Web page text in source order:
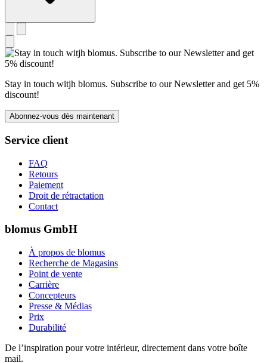
Stay in touch witjh blomus. Subscribe to our Newsletter and get 5%
discount!
Abonnez-vous dès maintenant
Service client
FAQ
Retours
Paiement
Droit de rétractation
Contact
blomus GmbH
À propos de blomus
Recherche de Magasins
Point de vente
Carrière
Concepteurs
Presse & Médias
Prix
Durabilité
De l’inspiration pour votre intérieur, directement dans votre boîte
mail.